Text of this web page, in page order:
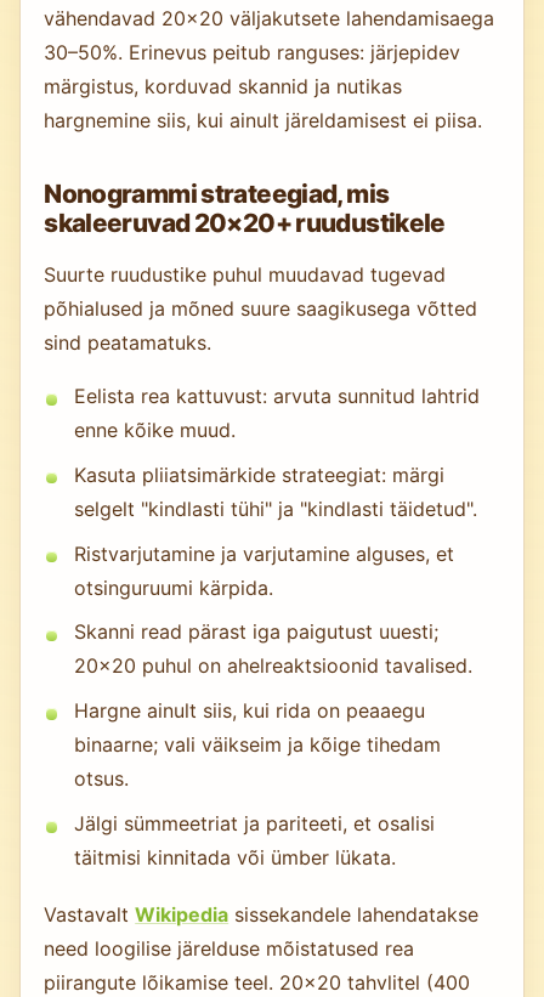
vähendavad 20×20 väljakutsete lahendamisaega
30–50%. Erinevus peitub ranguses: järjepidev
märgistus, korduvad skannid ja nutikas
hargnemine siis, kui ainult järeldamisest ei piisa.
Nonogrammi strateegiad, mis
skaleeruvad 20×20+ ruudustikele
Suurte ruudustike puhul muudavad tugevad
põhialused ja mõned suure saagikusega võtted
sind peatamatuks.
Eelista rea kattuvust: arvuta sunnitud lahtrid
enne kõike muud.
Kasuta pliiatsimärkide strateegiat: märgi
selgelt "kindlasti tühi" ja "kindlasti täidetud".
Ristvarjutamine ja varjutamine alguses, et
otsinguruumi kärpida.
Skanni read pärast iga paigutust uuesti;
20×20 puhul on ahelreaktsioonid tavalised.
Hargne ainult siis, kui rida on peaaegu
binaarne; vali väikseim ja kõige tihedam
otsus.
Jälgi sümmeetriat ja pariteeti, et osalisi
täitmisi kinnitada või ümber lükata.
VastavaltWikipedia sissekandele lahendatakse
need loogilise järelduse mõistatused rea
piirangute lõikamise teel. 20×20 tahvlitel (400